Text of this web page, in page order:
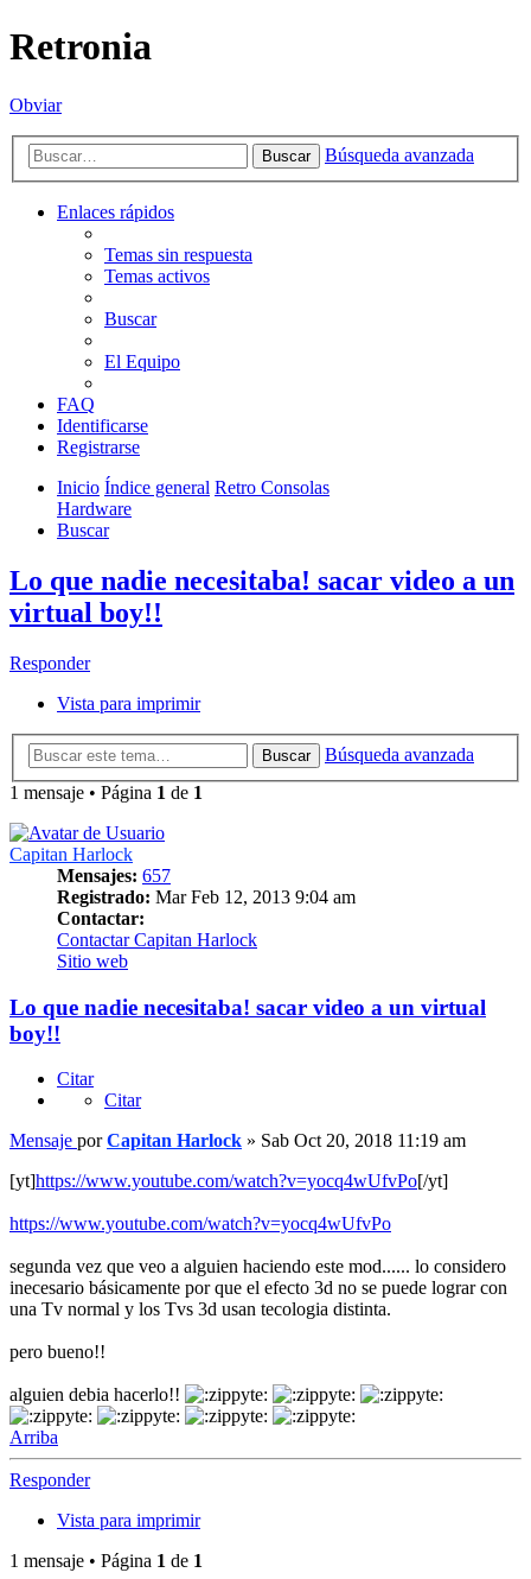
Retronia
Obviar
Buscar Búsqueda avanzada
Enlaces rápidos
Temas sin respuesta
Temas activos
Buscar
El Equipo
FAQ
Identificarse
Registrarse
Inicio Índice general Retro Consolas
Hardware
Buscar
Lo que nadie necesitaba! sacar video a un
virtual boy!!
Responder
Vista para imprimir
Buscar
Búsqueda avanzada
1 mensaje • Página 1 de 1
Capitan Harlock
Mensajes: 657
Registrado: Mar Feb 12, 2013 9:04 am
Contactar:
Contactar Capitan Harlock
Sitio web
Lo que nadie necesitaba! sacar video a un virtual
boy!!
Citar
Citar
Mensaje porCapitan Harlock » Sab Oct 20, 2018 11:19 am
[yt]https://www.youtube.com/watch?v=yocq4wUfvPo[/yt]
https://www.youtube.com/watch?v=yocq4wUfvPo
segunda vez que veo a alguien haciendo este mod...... lo considero
inecesario básicamente por que el efecto 3d no se puede lograr con
una Tv normal y los Tvs 3d usan tecologia distinta.
pero bueno!!
alguien debia hacerlo!!
Arriba
Responder
Vista para imprimir
1 mensaje • Página 1 de 1